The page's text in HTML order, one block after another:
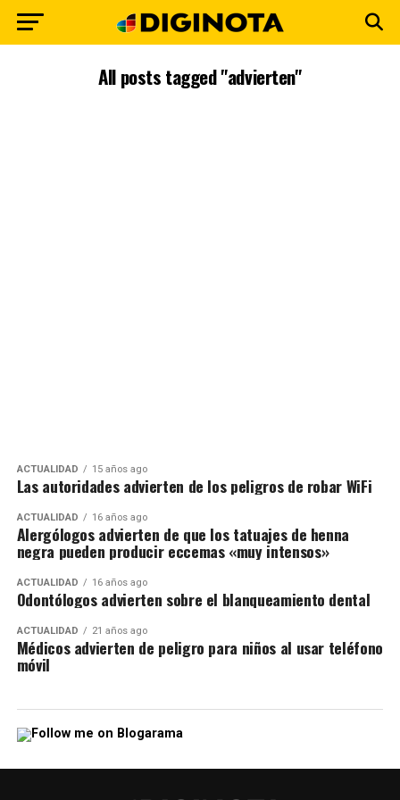
All posts tagged "advierten"
ACTUALIDAD 15 años ago
Las autoridades advierten de los peligros de robar WiFi
ACTUALIDAD 16 años ago
Alergólogos advierten de que los tatuajes de henna
negra pueden producir eccemas «muy intensos»
ACTUALIDAD 16 años ago
Odontólogos advierten sobre el blanqueamiento dental
ACTUALIDAD 21 años ago
Médicos advierten de peligro para niños al usar teléfono
móvil